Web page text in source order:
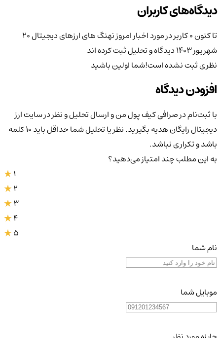
دیدگاه‌های کاربران
تا کنون 0 کاربر در مورد
اخبار امروز نهنگ های ارزهای دیجیتال 20
شهریور 1403
دیدگاه و تحلیل ثبت کرده اند
نظری ثبت نشده است!شما اولین باشید
افزودن دیدگاه
با ثبت‌نام در صرافی کیف پول من و ارسال تحلیل و نظر در سایت ارز
دیجیتال رایگان هدیه بگیرید. نظر یا تحلیل شما حداقل باید ۱۰ کلمه
باشد و تکراری نباشد.
به این مطلب چند امتیاز می‌دهید؟
3
4
5
نام شما
موبایل شما